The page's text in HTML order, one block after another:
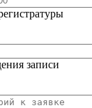
записи